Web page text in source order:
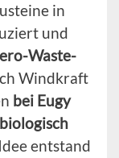
in
und
Waste-
Windkraft
bei Eugy
entstand